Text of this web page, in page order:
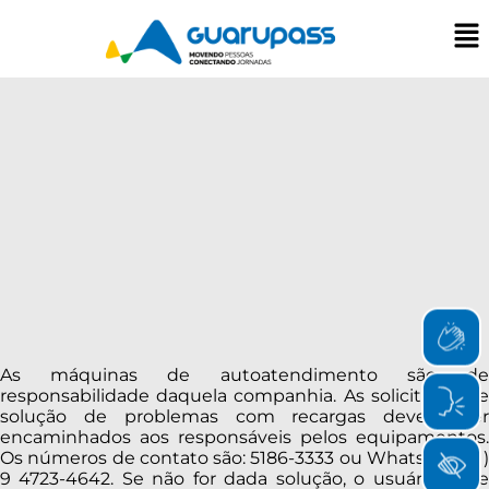
As máquinas de autoatendimento são de
responsabilidade daquela companhia. As solicitações e
solução de problemas com recargas devem ser
encaminhados aos responsáveis pelos equipamentos.
Os números de contato são: 5186-3333 ou WhatsApp (11)
9 4723-4642. Se não for dada solução, o usuário deve